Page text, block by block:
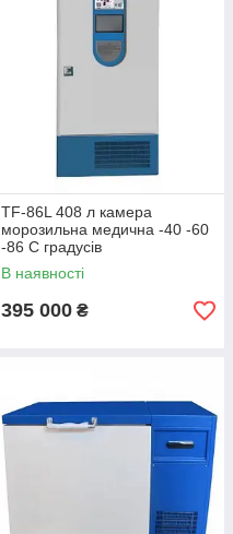
TF-86L 408 л камера
морозильна медична -40 -60
-86 С градусів
В наявності
395 000 ₴